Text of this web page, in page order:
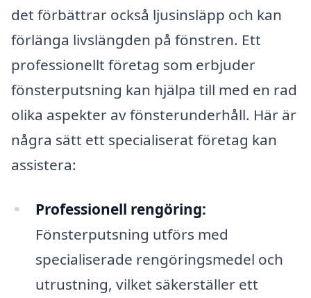
det förbättrar också ljusinsläpp och kan
förlänga livslängden på fönstren. Ett
professionellt företag som erbjuder
fönsterputsning kan hjälpa till med en rad
olika aspekter av fönsterunderhåll. Här är
några sätt ett specialiserat företag kan
assistera:
Professionell rengöring:
Fönsterputsning utförs med
specialiserade rengöringsmedel och
utrustning, vilket säkerställer ett